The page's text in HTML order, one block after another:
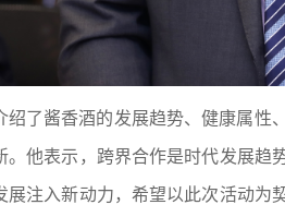
绍了酱香酒的发展趋势、健康属性
。他表示，跨界合作是时代发展
展注入新动力，希望以此次活动